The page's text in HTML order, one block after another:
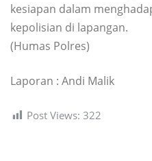
kesiapan dalam
kepolisian di lapangan.
(Humas Polres)
Laporan : Andi Malik
Post Views: 322